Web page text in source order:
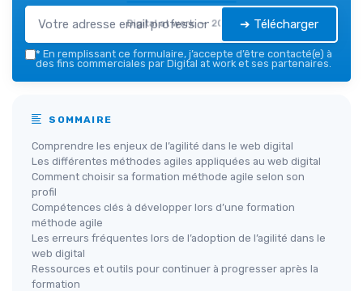
Digital at work — 2026 ➔ Télécharger
* En remplissant ce formulaire, j’accepte d’être contacté(e) à
des fins commerciales par Digital at work et ses partenaires.
SOMMAIRE
Comprendre les enjeux de l’agilité dans le web digital
Les différentes méthodes agiles appliquées au web digital
Comment choisir sa formation méthode agile selon son
profil
Compétences clés à développer lors d’une formation
méthode agile
Les erreurs fréquentes lors de l’adoption de l’agilité dans le
web digital
Ressources et outils pour continuer à progresser après la
formation